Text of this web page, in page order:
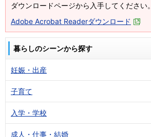
ダウンロードページから入手してください。
Adobe Acrobat Readerダウンロード
暮らしのシーンから探す
妊娠・出産
子育て
入学・学校
成人・仕事・結婚